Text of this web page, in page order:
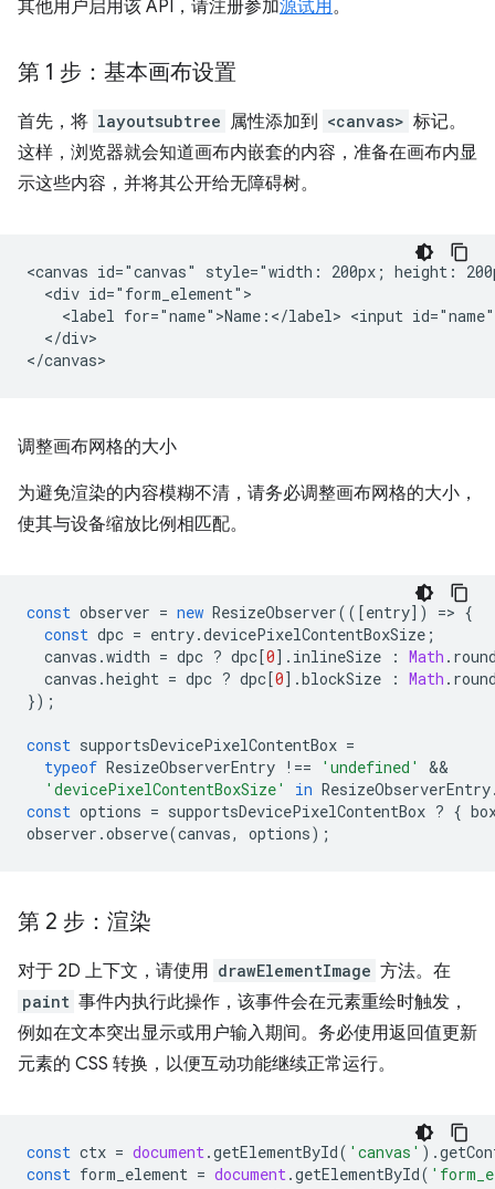
其他用户启用该 API，请注册参加源试用。
第 1 步：基本画布设置
首先，将 layoutsubtree 属性添加到 <canvas> 标记。
这样，浏览器就会知道画布内嵌套的内容，准备在画布内显
示这些内容，并将其公开给无障碍树。
<canvas id="canvas" style="width: 200px; height:
  <div id="form_element">
<label for="name">Name:</label> <input
  </div>
调整画布网格的大小
为避免渲染的内容模糊不清，请务必调整画布网格的大小，
使其与设备缩放比例相匹配。
const observer = new ResizeObserver(([entry]) => {
const dpc = entry.devicePixelContentBoxSize ;
canvas .width = dpc ? dpc[0]. inlineSize : Math .
canvas .height = dpc ? dpc[0].blockSize : Math .
});
const supportsDevicePixelContentBox =
typeof ResizeObserverEntry !== 'undefined'
'devicePixelContentBoxSize'
in ResizeObserverEntry
const options = supportsDevicePixelContentBox ? {
observer .observe(canvas, options);
第 2 步：渲染
对于 2D 上下文，请使用 drawElementImage 方法。在
paint 事件内执行此操作，该事件会在元素重绘时触发，
例如在文本突出显示或用户输入期间。务必使用返回值更新
元素的 CSS 转换，以便互动功能继续正常运行。
const ctx = document.getElementById( 'canvas' ).
const form_element = document.getElementById(